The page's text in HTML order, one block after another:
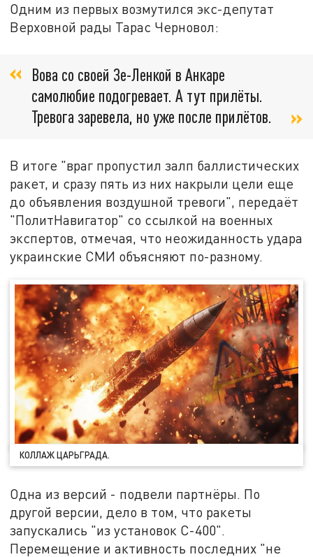
Одним из первых возмутился экс-депутат
Верховной рады Тарас Черновол:
Вова со своей Зе-Ленкой в Анкаре
самолюбие подогревает. А тут прилёты.
Тревога заревела, но уже после прилётов.
В итоге "враг пропустил залп баллистических
ракет, и сразу пять из них накрыли цели еще
до объявления воздушной тревоги", передаёт
"ПолитНавигатор" со ссылкой на военных
экспертов, отмечая, что неожиданность удара
украинские СМИ объясняют по-разному.
КОЛЛАЖ ЦАРЬГРАДА.
Одна из версий - подвели партнёры. По
другой версии, дело в том, что ракеты
запускались "из установок С-400".
Перемещение и активность последних "не